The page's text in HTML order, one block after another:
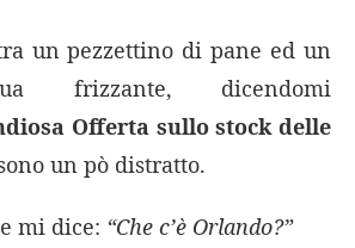
un pezzettino di pane ed un
frizzante, dicendomi
Offerta sullo stock delle
un pò distratto.
mi dice: “Che c’è Orlando?”